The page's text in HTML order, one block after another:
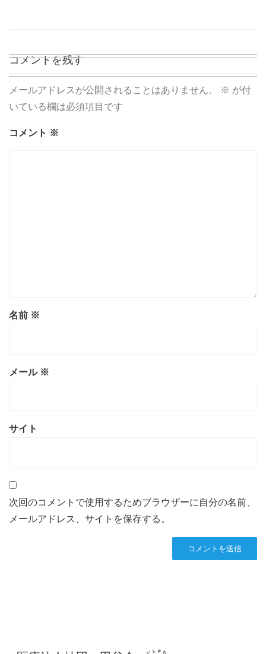
コメントを残す
メールアドレスが公開されることはありません。 ※ が付
いている欄は必須項目です
コメント ※
名前 ※
メール ※
サイト
次回のコメントで使用するためブラウザーに自分の名前、
メールアドレス、サイトを保存する。